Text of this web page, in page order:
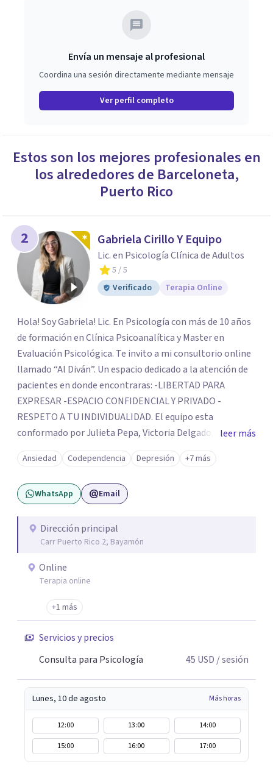
Envía un mensaje al profesional
Coordina una sesión directamente mediante mensaje
Ver perfil completo
Estos son los mejores profesionales en
los alrededores de Barceloneta,
Puerto Rico
2 Gabriela Cirillo Y Equipo
Lic. en Psicología Clínica de Adultos
5 / 5
Verificado
Terapia Online
Hola! Soy Gabriela! Lic. En Psicología con más de 10 años
de formación en Clínica Psicoanalítica y Master en
Evaluación Psicológica. Te invito a mi consultorio online
llamado “Al Diván”. Un espacio dedicado a la atención de
pacientes en donde encontraras: -LIBERTAD PARA
EXPRESAR -ESPACIO CONFIDENCIAL Y PRIVADO -
RESPETO A TU INDIVIDUALIDAD. El equipo esta
conformado por Julieta Pepa, Victoria Delgado, Maria
Eugenia Latorre, psicólogas especializadas en Terapia
individual Clínica, Perspectiva de género, Orientación a
Ma-padres, Duelos, Terapia de Pareja y Migraciones.
Tambien contamos con la nutricionista Giuliana Liberti.
comunicaré para confirmarlo, el día acordado envio un
link para acceder a la sesión online, ¡y listo, nos
leer más
Ansiedad Codependencia Depresión +7 más
WhatsApp Email
Dirección principal
Carr Puerto Rico 2, Bayamón
Online
Terapia online
+1 más
Servicios y precios
Consulta para Psicología
45 USD / sesión
Lunes, 10 de agosto Más horas
12:00 13:00
14:00
15:00
16:00 17:00